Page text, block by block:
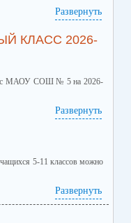
Развернуть
КЛАСС 2026-
МАОУ СОШ № 5 на 2026-
Развернуть
5-11 классов можно
Развернуть